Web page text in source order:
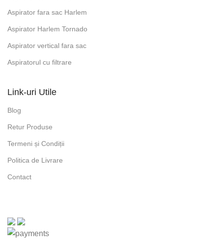
Aspirator fara sac Harlem
Aspirator Harlem Tornado
Aspirator vertical fara sac
Aspiratorul cu filtrare
Link-uri Utile
Blog
Retur Produse
Termeni și Condiții
Politica de Livrare
Contact